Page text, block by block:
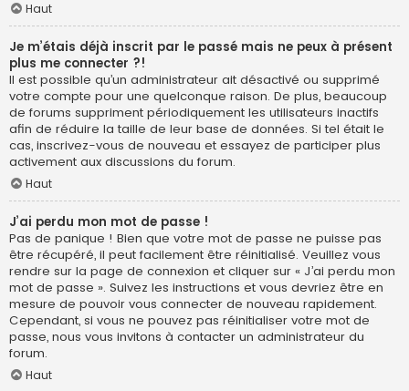
Haut
Je m’étais déjà inscrit par le passé mais ne peux à présent
plus me connecter ?!
Il est possible qu’un administrateur ait désactivé ou supprimé
votre compte pour une quelconque raison. De plus, beaucoup
de forums suppriment périodiquement les utilisateurs inactifs
afin de réduire la taille de leur base de données. Si tel était le
cas, inscrivez-vous de nouveau et essayez de participer plus
activement aux discussions du forum.
Haut
J’ai perdu mon mot de passe !
Pas de panique ! Bien que votre mot de passe ne puisse pas
être récupéré, il peut facilement être réinitialisé. Veuillez vous
rendre sur la page de connexion et cliquer sur « J’ai perdu mon
mot de passe ». Suivez les instructions et vous devriez être en
mesure de pouvoir vous connecter de nouveau rapidement.
Cependant, si vous ne pouvez pas réinitialiser votre mot de
passe, nous vous invitons à contacter un administrateur du
forum.
Haut